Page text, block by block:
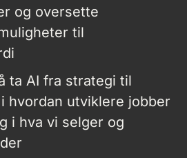
og oversette
til
ta AI fra strategi til
hvordan utviklere jobber
i hva vi selger og